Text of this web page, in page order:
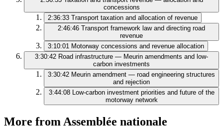
concessions
2:36:33 Transport taxation and allocation of revenue
2:46:46 Transport framework law and directing road
revenue
3:10:01 Motorway concessions and revenue allocation
3:30:42 Road infrastructure — Meurin amendments and low-
carbon investments
3:30:42 Meurin amendment — road engineering structures
and rejection
3:44:08 Low-carbon investment priorities and future of the
motorway network
More from Assemblée nationale